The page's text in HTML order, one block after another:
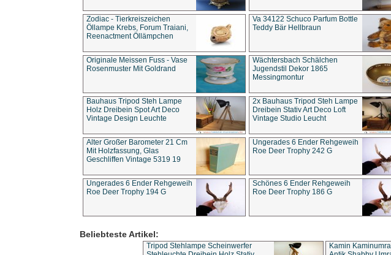
Zodiac - Tierkreiszeichen
Öllampe Krebs, Forum Traiani,
Reenactment Öllämpchen
Va 34122 Schuco Parfum Bottle
Teddy Bär Hellbraun
Originale Meissen Fuss - Vase
Rosenmuster Mit Goldrand
Wächtersbach Schälchen
Jugendstil Dekor 1865
Messingmontur
Bauhaus Tripod Steh Lampe
Holz Dreibein Spot Art Deco
Vintage Design Leuchte
2x Bauhaus Tripod Steh Lampe
Dreibein Stativ Art Deco Loft
Vintage Studio Leucht
Alter Großer Barometer 21 Cm
Mit Holzfassung, Glas
Geschliffen Vintage 5319 19
Ungerades 6 Ender Rehgeweih
Roe Deer Trophy 242 G
Ungerades 6 Ender Rehgeweih
Roe Deer Trophy 194 G
Schönes 6 Ender Rehgeweih
Roe Deer Trophy 186 G
Beliebteste Artikel:
Tripod Stehlampe Scheinwerfer
Kamin